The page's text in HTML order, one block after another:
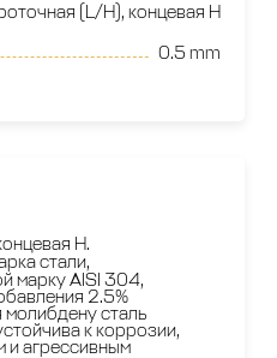
(L/H), концевая H
0.5 mm
H.
стали,
марку AISI 304,
2.5%
сталь
к коррозии,
и агрессивным